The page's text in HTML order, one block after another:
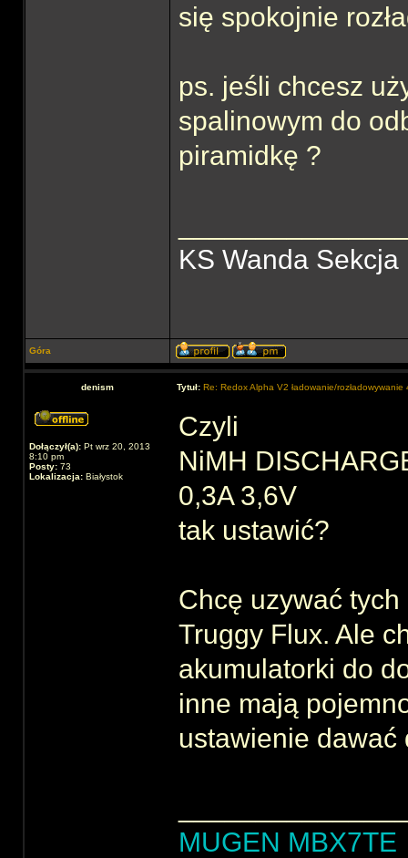
się spokojnie
ps. jeśli chcesz
spalinowym do
piramidkę ?
KS Wanda
Góra
denism Tytuł: Re: Redox Alpha V2 ładowanie/rozładowywanie
Dołączył(a): Pt wrz 20, 2013
8:10 pm
Posty: 73
Lokalizacja: Białystok
Czyli
NiMH
0,3A 3,6V
tak ustawić?
Chcę uzywać
Truggy Flux. Ale
akumulatorki do
inne mają
ustawienie dawać
MUGEN MBX7TE